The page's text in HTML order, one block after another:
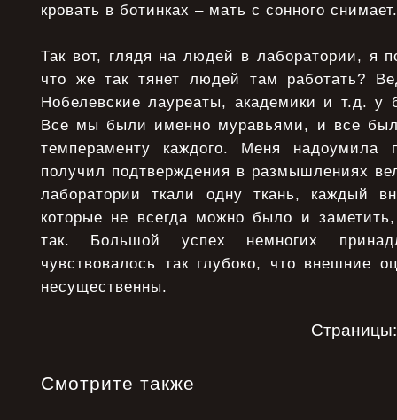
кровать в ботинках – мать с сонного снимает.
Так вот, глядя на людей в лаборатории, я
что же так тянет людей там работать?
Нобелевские лауреаты, академики и т.д. у
Все мы были именно муравьями, и все
темпераменту каждого. Меня
получил подтверждения в размышлениях
лаборатории ткали одну ткань, каждый
которые не всегда можно было и
так. Большой успех немногих
чувствовалось так глубоко, что внешние
несущественны.
Смотрите также